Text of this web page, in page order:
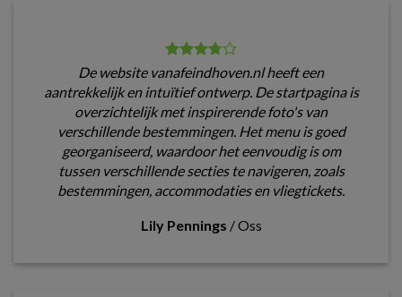
De website vanafeindhoven.nl heeft een
aantrekkelijk en intuïtief ontwerp. De startpagina is
overzichtelijk met inspirerende foto's van
verschillende bestemmingen. Het menu is goed
georganiseerd, waardoor het eenvoudig is om
tussen verschillende secties te navigeren, zoals
bestemmingen, accommodaties en vliegtickets.
Lily Pennings /Oss